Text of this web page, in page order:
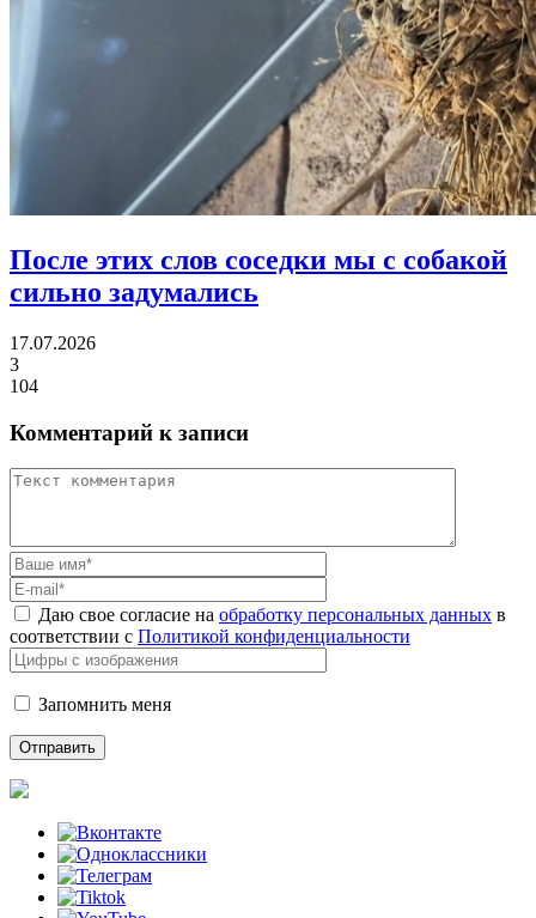
После этих слов соседки мы с собакой
сильно задумались
17.07.2026
3
104
Комментарий к записи
Даю свое согласие на обработку персональных данных в
соответствии с Политикой конфиденциальности
Запомнить меня